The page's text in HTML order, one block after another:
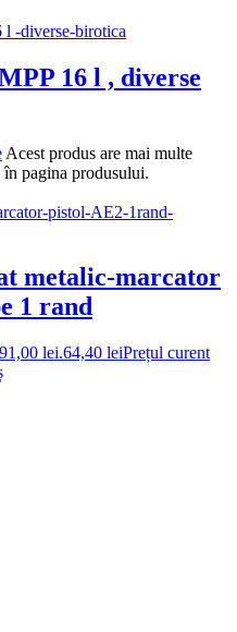
16 l , diverse
Acest produs are mai multe
pagina produsului.
metalic-marcator
1 rand
lei.64,40 leiPrețul curent